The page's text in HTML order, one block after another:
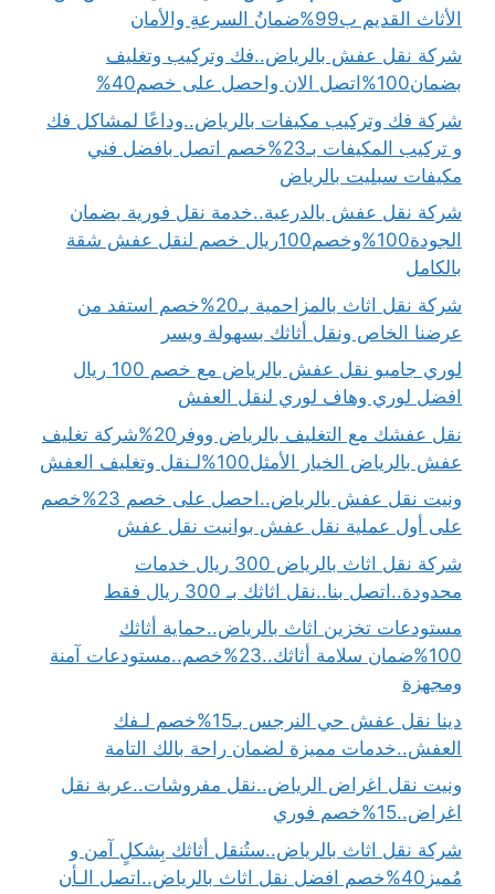
الأثاث القديم ب99%ضمانُ السرعةِ والأمان
شركة نقل عفش بالرياض..فك وتركيب وتغليف
بضمان100%اتصل الان واحصل على خصم40%
شركة فك وتركيب مكيفات بالرياض..وداعًا لمشاكل فك
و تركيب المكيفات بـ23%خصم اتصل بافضل فني
مكيفات سبليت بالرياض
شركة نقل عفش بالدرعية..خدمة نقل فورية بضمان
الجودة100%وخصم100ريال خصم لنقل عفش شقة
بالكامل
شركة نقل اثاث بالمزاحمية بـ20%خصم استفد من
عرضنا الخاص ونقل أثاثك بسهولة ويسر
لوري جامبو نقل عفش بالرياض مع خصم 100 ريال
افضل لوري وهاف لوري لنقل العفش
نقل عفشك مع التغليف بالرياض ووفر20%شركة تغليف
عفش بالرياض الخيار الأمثل100%لـنقل وتغليف العفش
ونيت نقل عفش بالرياض..احصل على خصم 23%خصم
على أول عملية نقل عفش بوانيت نقل عفش
شركة نقل اثاث بالرياض 300 ريال خدمات
محدودة..اتصل بنا..نقل اثاثك بـ 300 ريال فقط
مستودعات تخزين اثاث بالرياض..حماية أثاثك
100%ضمان سلامة أثاثك..23%خصم..مستودعات آمنة
ومجهزة
دينا نقل عفش حي النرجس بـ15%خصم لـفك
العفش..خدمات مميزة لضمان راحة بالك التامة
ونيت نقل اغراض الرياض..نقل مفروشات..عربة نقل
اغراض..15%خصم فوري
شركة نقل اثاث بالرياض..ستُنقل أثاثك بِشكلٍ آمن و
مُميز40%خصم افضل نقل اثاث بالرياض..اتصل الـأن